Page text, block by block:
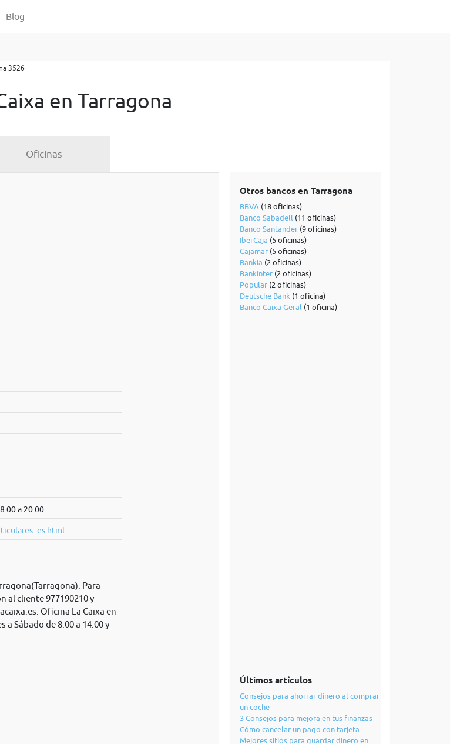
Blog
3526
en Tarragona
Oficinas
a 20:00
Para
al cliente 977190210 y
. Oficina La Caixa en
Sábado de 8:00 a 14:00 y
Otros bancos en Tarragona
BBVA (18 oficinas)
Banco Sabadell (11 oficinas)
Banco Santander(9 oficinas)
IberCaja (5 oficinas)
Cajamar(5 oficinas)
Bankia (2 oficinas)
Bankinter(2 oficinas)
Popular(2 oficinas)
Deutsche Bank (1 oficina)
Banco Caixa Geral (1 oficina)
Últimos artículos
Consejos para ahorrar dinero al comprar
un coche
3 Consejos para mejora en tus finanzas
Cómo cancelar un pago con tarjeta
Mejores sitios para guardar dinero en